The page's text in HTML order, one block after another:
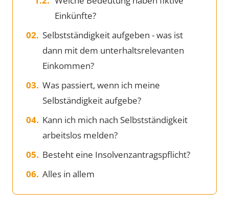
Einkünfte?
Selbstständigkeit aufgeben - was ist
dann mit dem unterhaltsrelevanten
Einkommen?
Was passiert, wenn ich meine
Selbständigkeit aufgebe?
Kann ich mich nach Selbstständigkeit
arbeitslos melden?
Besteht eine Insolvenzantragspflicht?
Alles in allem